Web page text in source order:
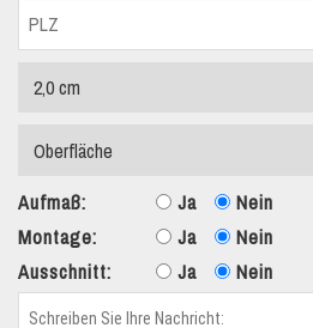
Aufmaß: Ja
Nein
Montage:
Ja
Nein
Ausschnitt:
Ja Nein